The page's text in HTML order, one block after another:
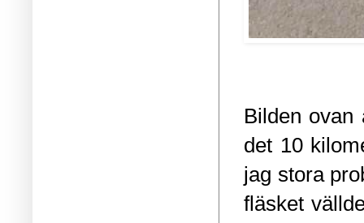
Bilden ovan
det 10
jag stora
fläsket